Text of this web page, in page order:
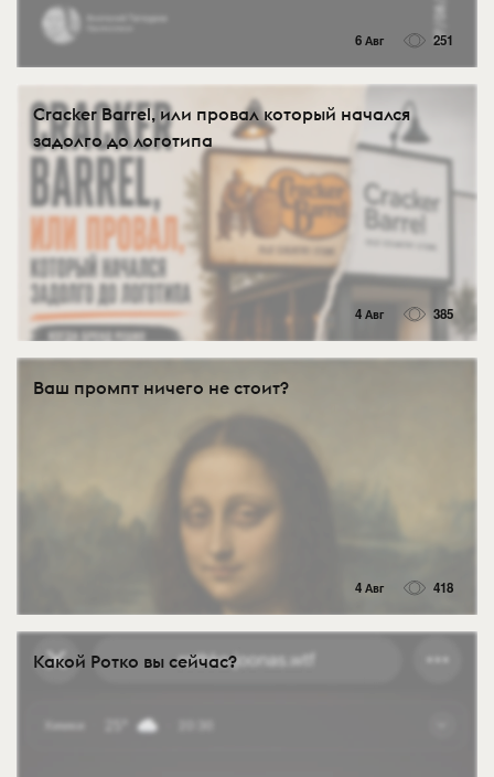
6 Авг 251
Cracker Barrel, или провал который начался
задолго до логотипа
4 Авг 385
Ваш промпт ничего не стоит?
4 Авг 418
Какой Ротко вы сейчас?